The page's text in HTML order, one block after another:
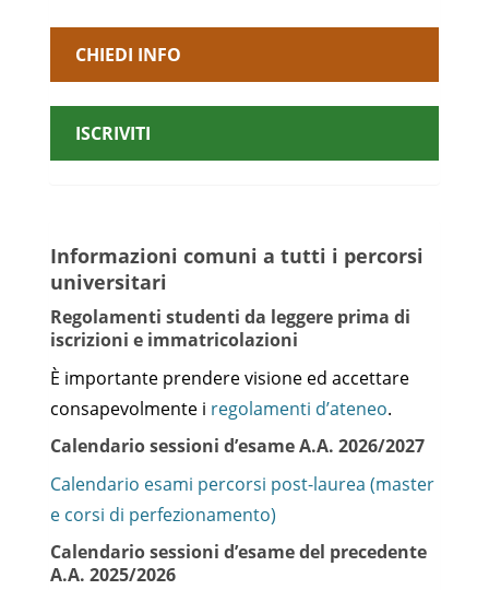
CHIEDI INFO
ISCRIVITI
Informazioni comuni a tutti i percorsi
universitari
Regolamenti studenti da leggere prima di
iscrizioni e immatricolazioni
È importante prendere visione ed accettare
consapevolmente i regolamenti d’ateneo.
Calendario sessioni d’esame A.A. 2026/2027
Calendario esami percorsi post-laurea (master
e corsi di perfezionamento)
Calendario sessioni d’esame del precedente
A.A. 2025/2026